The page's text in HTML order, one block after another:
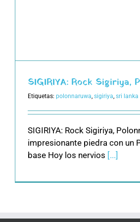
SIGIRIYA: Rock Sigiriya,
Etiquetas: polonnaruwa, sigiriya, sri lanka
SIGIRIYA: Rock Sigiriya,
impresionante piedra con un
base Hoy los nervios [...]